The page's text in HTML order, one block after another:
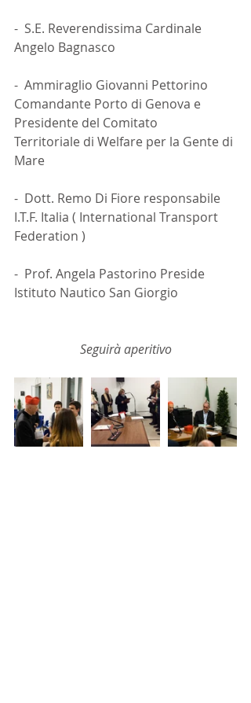
-  S.E. Reverendissima Cardinale
Angelo Bagnasco
-  Ammiraglio Giovanni Pettorino
Comandante Porto di Genova e
Presidente del Comitato
Territoriale di Welfare per la Gente di
Mare
-  Dott. Remo Di Fiore responsabile
I.T.F. Italia ( International Transport
Federation )
-  Prof. Angela Pastorino Preside
Istituto Nautico San Giorgio
Seguirà aperitivo